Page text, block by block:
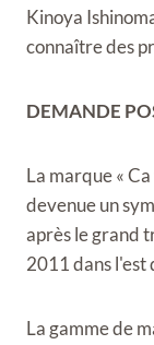
Kinoya
connaître des
DEMANDE
La marque «
devenue un
après le grand
2011 dans l'est
La gamme de